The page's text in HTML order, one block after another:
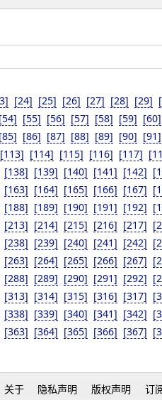
[24] [25] [26] [27] [28] [29]
[55] [56] [57] [58] [59] [60]
[86] [87] [88] [89] [90] [91]
[113] [114] [115] [116] [117]
[138] [139] [140] [141] [142]
[163] [164] [165] [166] [167]
[188] [189] [190] [191] [192]
[213] [214] [215] [216] [217]
[238] [239] [240] [241] [242]
[263] [264] [265] [266] [267]
[288] [289] [290] [291] [292]
[313] [314] [315] [316] [317]
[338] [339] [340] [341] [342]
[363] [364] [365] [366] [367]
关于 隐私声明 版权声明 订